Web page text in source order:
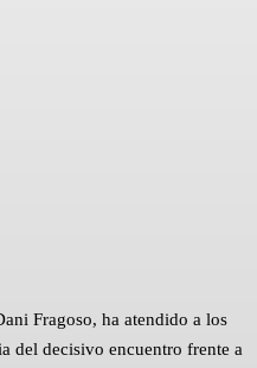
Fragoso, ha atendido a los
del decisivo encuentro frente a